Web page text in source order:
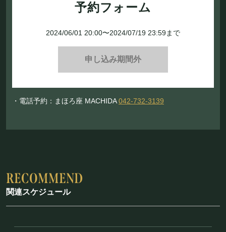
予約フォーム
2024/06/01 20:00〜2024/07/19 23:59まで
申し込み期間外
・電話予約：まほろ座 MACHIDA042-732-3139
関連スケジュール